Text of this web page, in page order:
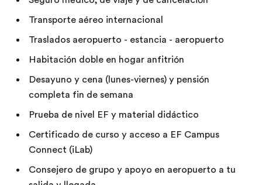
Transporte aéreo internacional
Traslados aeropuerto - estancia - aeropuerto
Habitación doble en hogar anfitrión
Desayuno y cena (lunes-viernes) y pensión
completa fin de semana
Prueba de nivel EF y material didáctico
Certificado de curso y acceso a EF Campus
Connect (iLab)
Consejero de grupo y apoyo en aeropuerto a tu